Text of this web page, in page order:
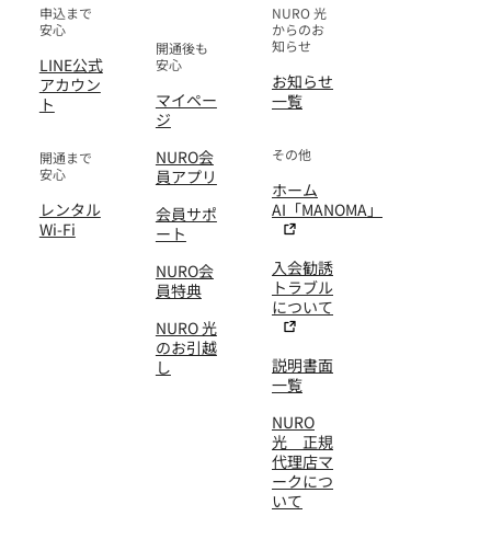
申込まで
安心
LINE公式
アカウン
ト
開通まで
安心
レンタル
Wi-Fi
開通後も
安心
マイペー
ジ
NURO会
員アプリ
会員サポ
ート
NURO会
員特典
NURO 光
のお引越
し
NURO 光
からのお
知らせ
お知らせ
一覧
その他
ホーム
AI「MANOMA」
入会勧誘
トラブル
について
説明書面
一覧
NURO
光 正規
代理店マ
ークにつ
いて